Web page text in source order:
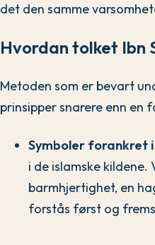
det den samme
Hvordan tolket Ibn
Metoden som er bevart
prinsipper snarere enn en
Symboler forankret i
i de islamske kildene.
barmhjertighet, en
forstås først og